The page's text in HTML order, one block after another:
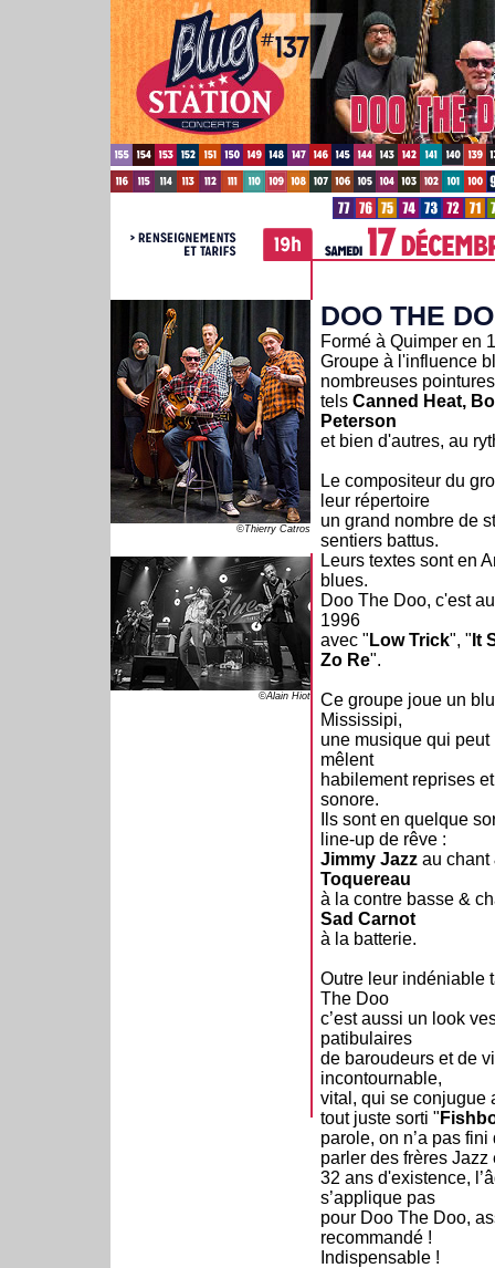
©Thierry Catros
©Alain Hiot
DOO THE
Formé à Quimper en
Groupe à l'influence
nombreuses pointures
tels Canned Heat,
Peterson
et bien d'autres, au
Le compositeur du
leur répertoire
un grand nombre de
sentiers battus.
Leurs textes sont en
blues.
Doo The Doo, c'est
1996
avec " Low Trick", " It
Zo Re".
Ce groupe joue un
Mississipi,
une musique qui
mêlent
habilement reprises
sonore.
Ils sont en quelque
line-up de rêve :
Jimmy Jazz au
Toquereau
à la contre basse &
Sad Carnot
à la batterie.
Outre leur indéniable
The Doo
c’est aussi un look
patibulaires
de baroudeurs et de
incontournable,
vital, qui se conjugue
tout juste sorti "
parole, on n’a pas fini
parler des frères
32 ans d'existence,
s’applique pas
pour Doo The Doo,
recommandé !
Indispensable !